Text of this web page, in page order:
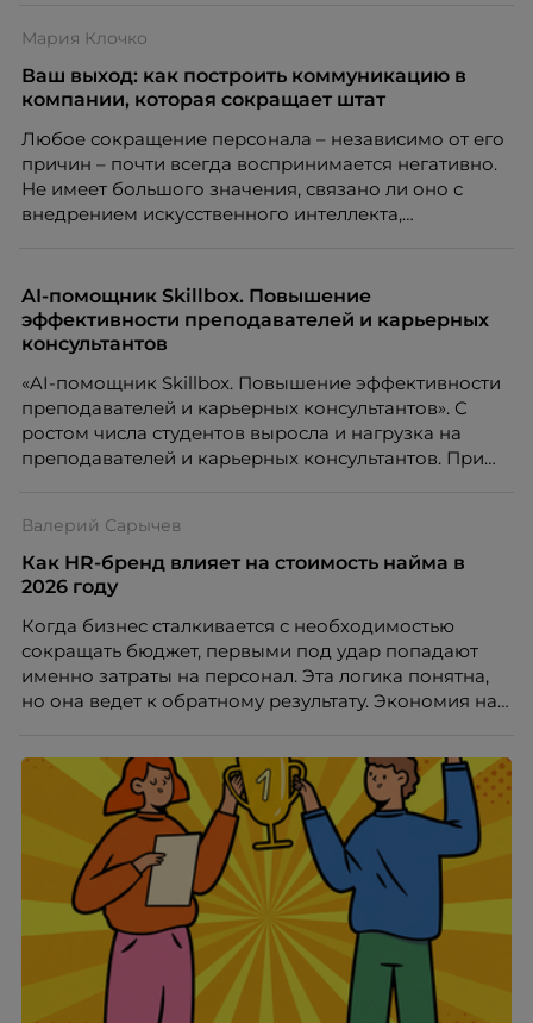
Мария Клочко
Ваш выход: как построить коммуникацию в
компании, которая сокращает штат
Любое сокращение персонала – независимо от его
причин – почти всегда воспринимается негативно.
Не имеет большого значения, связано ли оно с
внедрением искусственного интеллекта,
структуры компании. Для сотрудников сокращения
означают потерю стабильности, а для внешнего
рынка становятся сигналом о возможных
нередко превращаются в фактор, который
негативно влияет HR-бренд работодателя.
AI-помощник Skillbox. Повышение
эффективности преподавателей и карьерных
консультантов
«AI-помощник Skillbox. Повышение эффективности
преподавателей и карьерных консультантов». С
ростом числа студентов выросла и нагрузка на
преподавателей и карьерных консультантов. При
повысить эффективность сотрудников, ускорить
процессы, сохранить качество поддержки и
масштабироваться без роста команды. Так и
Skillbox.
Валерий Сарычев
Как HR-бренд влияет на стоимость найма в
2026 году
Когда бизнес сталкивается с необходимостью
сокращать бюджет, первыми под удар попадают
именно затраты на персонал. Эта логика понятна,
но она ведет к обратному результату. Экономия на
значит – сокращает доходы бизнеса.